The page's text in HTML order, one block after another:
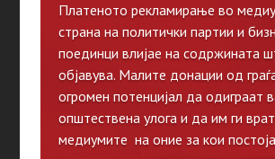
Платеното рекламирање во
страна на политички партии и
поединци влијае на содржината
објавува. Малите донации од
огромен потенцијал да одиграат
општествена улога и да им ги
медиумите на оние за кои